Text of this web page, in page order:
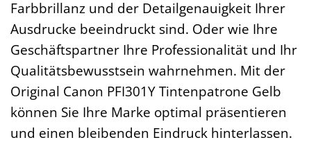
Farbbrillanz und der Detailgenauigkeit Ihrer
Ausdrucke beeindruckt sind. Oder wie Ihre
Geschäftspartner Ihre Professionalität und Ihr
Qualitätsbewusstsein wahrnehmen. Mit der
Original Canon PFI301Y Tintenpatrone Gelb
können Sie Ihre Marke optimal präsentieren
und einen bleibenden Eindruck hinterlassen.